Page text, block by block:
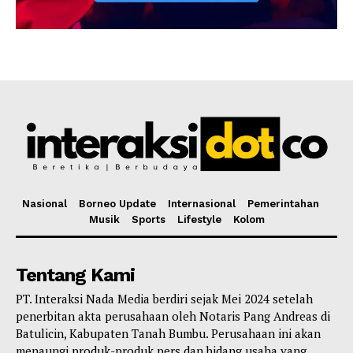
Nasional Borneo Update Internasional
Pemerintahan
Musik
Sports Lifestyle Kolom
Tentang Kami
PT. Interaksi Nada Media berdiri sejak Mei 2024 setelah
penerbitan akta perusahaan oleh Notaris Pang Andreas di
Batulicin, Kabupaten Tanah Bumbu. Perusahaan ini akan